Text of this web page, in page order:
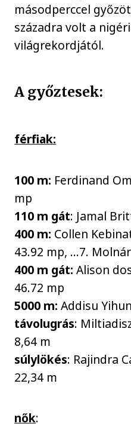
másodperccel
századra volt a
világrekordjától.
A győztesek:
férfiak:
100 m: Ferdinand
mp
110 m gát: Jamal
400 m: Collen
43.92 mp, …7.
400 m gát: Alison
46.72 mp
5000 m: Addisu
távolugrás:
8,64 m
súlylökés: Rajindra
22,34 m
nők: